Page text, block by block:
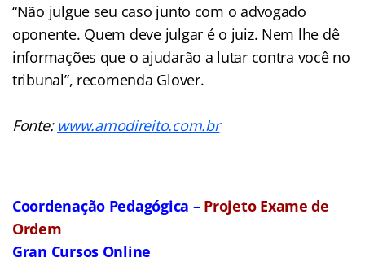
“Não julgue seu caso junto com o advogado
oponente. Quem deve julgar é o juiz. Nem lhe dê
informações que o ajudarão a lutar contra você no
tribunal”, recomenda Glover.
Fonte: www.amodireito.com.br
Coordenação Pedagógica – Projeto Exame de
Ordem
Gran Cursos Online